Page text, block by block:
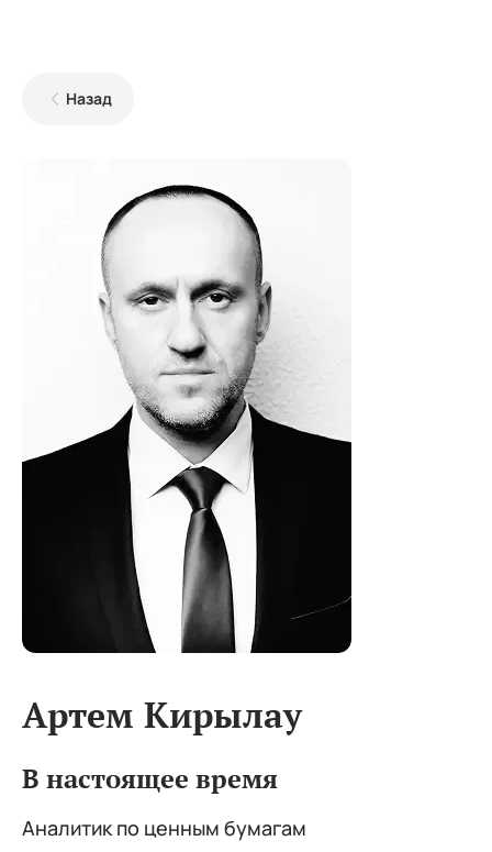
Назад
Артем Кирылау
В настоящее время
Аналитик по ценным бумагам